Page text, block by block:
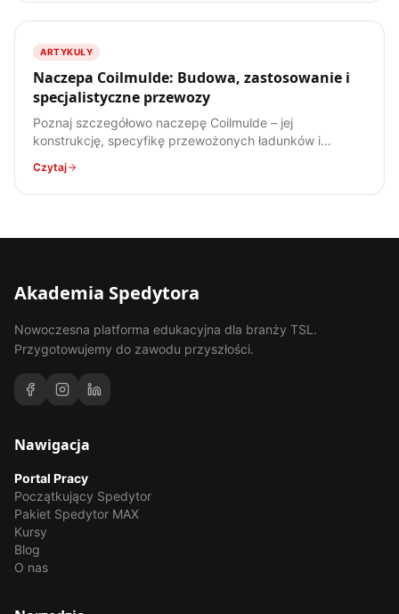
ARTYKUŁY
Naczepa Coilmulde: Budowa, zastosowanie i
specjalistyczne przewozy
Poznaj szczegółowo naczepę Coilmulde – jej
konstrukcję, specyfikę przewożonych ładunków i
dla każdego spedytora.
Czytaj
Akademia Spedytora
Nowoczesna platforma edukacyjna dla branży TSL.
Przygotowujemy do zawodu przyszłości.
Nawigacja
Portal Pracy
Początkujący Spedytor
Pakiet Spedytor MAX
Kursy
Blog
O nas